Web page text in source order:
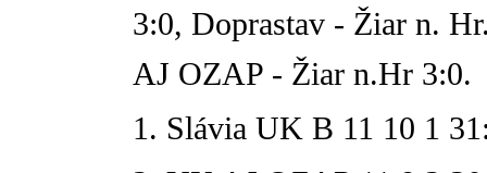
3:0, Doprastav - Žiar n.
AJ OZAP - Žiar n.Hr 3:0.
1. Slávia UK B 11 10 1